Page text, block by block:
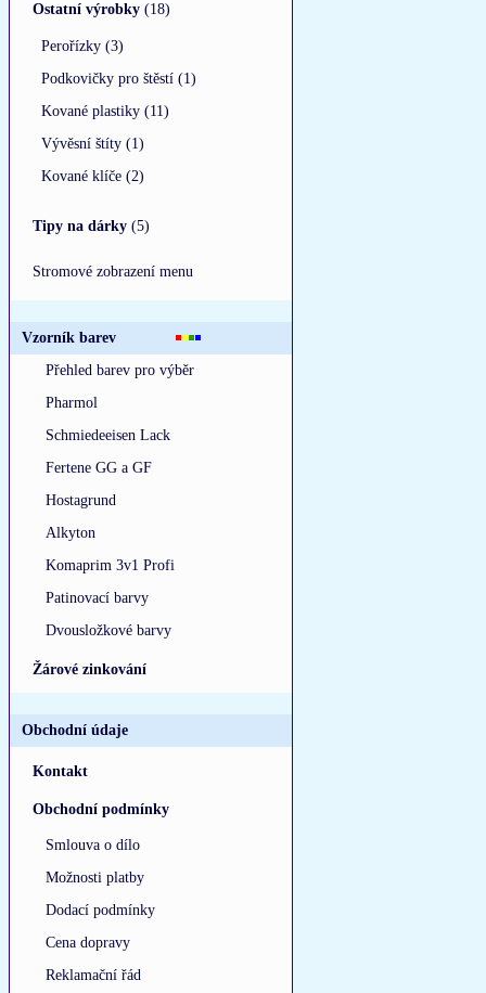
Ostatní výrobky (18)
Perořízky (3)
Podkovičky pro štěstí (1)
Kované plastiky (11)
Vývěsní štíty (1)
Kované klíče (2)
Tipy na dárky (5)
Stromové zobrazení menu
Vzorník barev
Přehled barev pro výběr
Pharmol
Schmiedeeisen Lack
Fertene GG a GF
Hostagrund
Alkyton
Komaprim 3v1 Profi
Patinovací barvy
Dvousložkové barvy
Žárové zinkování
Obchodní údaje
Kontakt
Obchodní podmínky
Smlouva o dílo
Možnosti platby
Dodací podmínky
Cena dopravy
Reklamační řád